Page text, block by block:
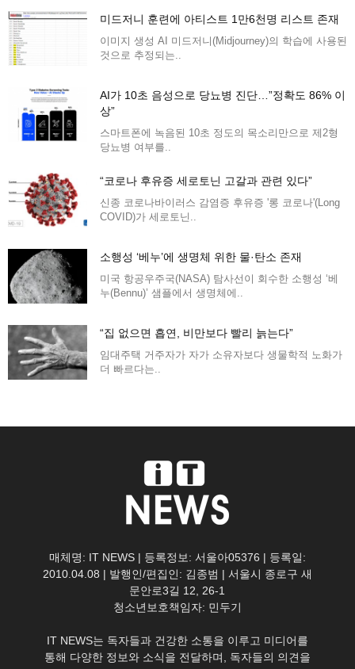
미드저니 훈련에 아티스트 1만6천명 리스트 존재
이미지 생성 AI 미드저니(Midjourney)의 학습에 사용된
것으로 추정되는..
AI가 10초 음성으로 당뇨병 진단…”정확도 86% 이
상”
스마트폰에 녹음된 10초 정도의 목소리만으로 제2형
당뇨병 여부를..
“코로나 후유증 세로토닌 고갈과 관련 있다”
신종 코로나바이러스 감염증 후유증 '롱 코로나'(Long
COVID)가 세로토닌..
소행성 ‘베누’에 생명체 위한 물·탄소 존재
미국 항공우주국(NASA) 탐사선이 회수한 소행성 ‘베
누(Bennu)’ 샘플에서 생명체에..
“집 없으면 흡연, 비만보다 빨리 늙는다”
임대주택 거주자가 자가 소유자보다 생물학적 노화가
더 빠르다는..
매체명: IT NEWS | 등록정보: 서울아05376 | 등록일:
2010.04.08 | 발행인/편집인: 김종범 | 서울시 종로구 새
문안로3길 12, 26-1
청소년보호책임자: 민두기
IT NEWS는 독자들과 건강한 소통을 이루고 미디어를
통해 다양한 정보와 소식을 전달하며, 독자들의 의견을